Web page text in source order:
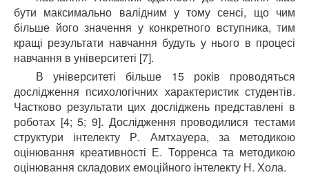
бути максимально валідним у тому сенсі, що чим
більше його значення у конкретного вступника, тим
кращі результати навчання будуть у нього в процесі
навчання в університеті [7].
В університеті більше 15 років проводяться
дослідження психологічних характеристик студентів.
Частково результати цих досліджень представлені в
роботах [4; 5; 9]. Дослідження проводилися тестами
структури інтелекту Р. Амтхауера, за методикою
оцінювання креативності Е. Торренса та методикою
оцінювання складових емоційного інтелекту Н. Хола.